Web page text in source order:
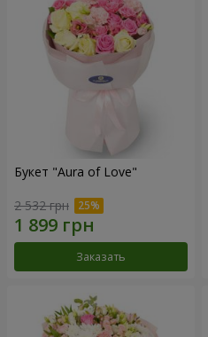
Букет "Aura of Love"
2 532 грн
Заказать